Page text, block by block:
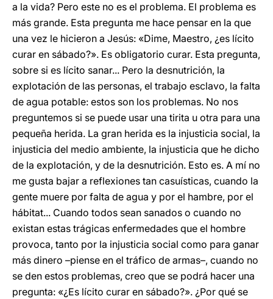
a la vida? Pero este no es el problema. El problema es
más grande. Esta pregunta me hace pensar en la que
una vez le hicieron a Jesús: «Dime, Maestro, ¿es lícito
curar en sábado?». Es obligatorio curar. Esta pregunta,
sobre si es lícito sanar... Pero la desnutrición, la
explotación de las personas, el trabajo esclavo, la falta
de agua potable: estos son los problemas. No nos
preguntemos si se puede usar una tirita u otra para una
pequeña herida. La gran herida es la injusticia social, la
injusticia del medio ambiente, la injusticia que he dicho
de la explotación, y de la desnutrición. Esto es. A mí no
me gusta bajar a reflexiones tan casuísticas, cuando la
gente muere por falta de agua y por el hambre, por el
hábitat... Cuando todos sean sanados o cuando no
existan estas trágicas enfermedades que el hombre
provoca, tanto por la injusticia social como para ganar
más dinero –piense en el tráfico de armas–, cuando no
se den estos problemas, creo que se podrá hacer una
pregunta: «¿Es lícito curar en sábado?». ¿Por qué se